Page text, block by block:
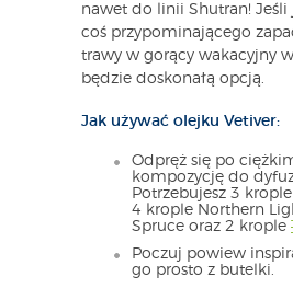
nawet do linii Shutran! Jeśli
coś przypominającego
trawy w gorący wakacyjny
będzie doskonałą opcją.
Jak używać olejku Vetiver:
Odpręż się po
kompozycję do
Potrzebujesz 3 krople
4 krople Northern
Spruce oraz 2 krople
Poczuj powiew
go prosto z butelki.